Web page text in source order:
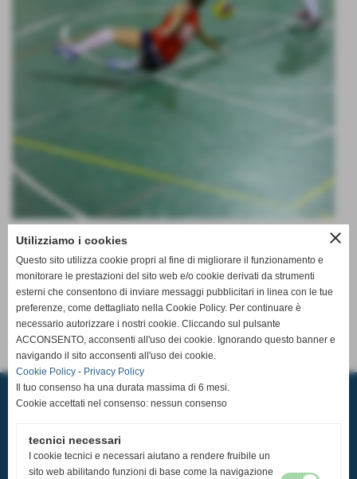
Invia
Via Tosco Romagnola,2480, 56023 - Cascina (Pisa)
P.I. 02185350507 C.F 93084600506
email:
ufficio stampa: ufficiostampa@pallavolocasciavola.it -352 0071268
close
Utilizziamo i cookies
Questo sito utilizza cookie propri al fine di migliorare il funzionamento e
monitorare le prestazioni del sito web e/o cookie derivati da strumenti
esterni che consentono di inviare messaggi pubblicitari in linea con le tue
preferenze, come dettagliato nella Cookie Policy. Per continuare è
necessario autorizzare i nostri cookie. Cliccando sul pulsante
ACCONSENTO, acconsenti all'uso dei cookie. Ignorando questo banner e
navigando il sito acconsenti all'uso dei cookie.
Cookie Policy - Privacy Policy
Il tuo consenso ha una durata massima di 6 mesi.
Cookie accettati nel consenso: nessun consenso
tecnici necessari
I cookie tecnici e necessari aiutano a rendere fruibile un
sito web abilitando funzioni di base come la navigazione